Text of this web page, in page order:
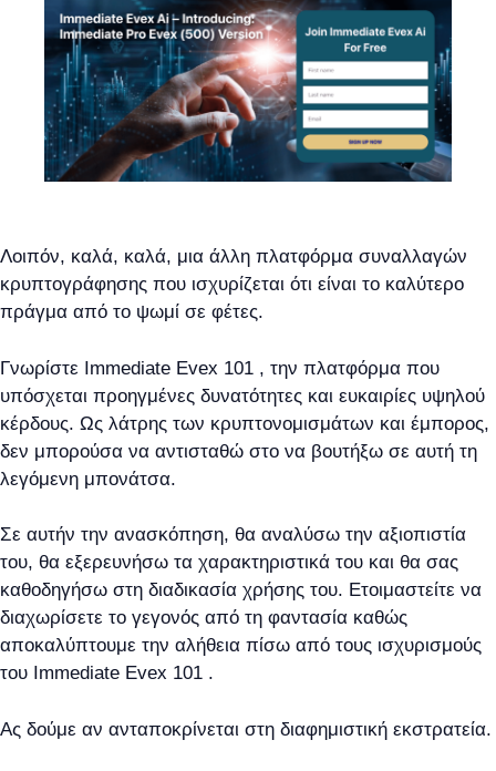
Λοιπόν, καλά, καλά, μια άλλη πλατφόρμα συναλλαγών
κρυπτογράφησης που ισχυρίζεται ότι είναι το καλύτερο
πράγμα από το ψωμί σε φέτες.
Γνωρίστε Immediate Evex 101 , την πλατφόρμα που
υπόσχεται προηγμένες δυνατότητες και ευκαιρίες υψηλού
κέρδους. Ως λάτρης των κρυπτονομισμάτων και έμπορος,
δεν μπορούσα να αντισταθώ στο να βουτήξω σε αυτή τη
λεγόμενη μπονάτσα.
Σε αυτήν την ανασκόπηση, θα αναλύσω την αξιοπιστία
του, θα εξερευνήσω τα χαρακτηριστικά του και θα σας
καθοδηγήσω στη διαδικασία χρήσης του. Ετοιμαστείτε να
διαχωρίσετε το γεγονός από τη φαντασία καθώς
αποκαλύπτουμε την αλήθεια πίσω από τους ισχυρισμούς
του Immediate Evex 101 .
Ας δούμε αν ανταποκρίνεται στη διαφημιστική εκστρατεία.